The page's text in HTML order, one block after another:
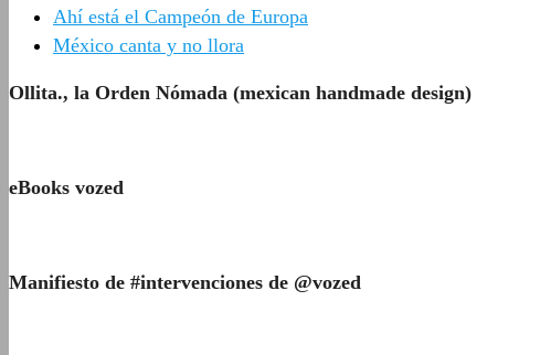
Ahí está el Campeón de Europa
México canta y no llora
Ollita., la Orden Nómada (mexican handmade design)
eBooks vozed
Manifiesto de #intervenciones de @vozed